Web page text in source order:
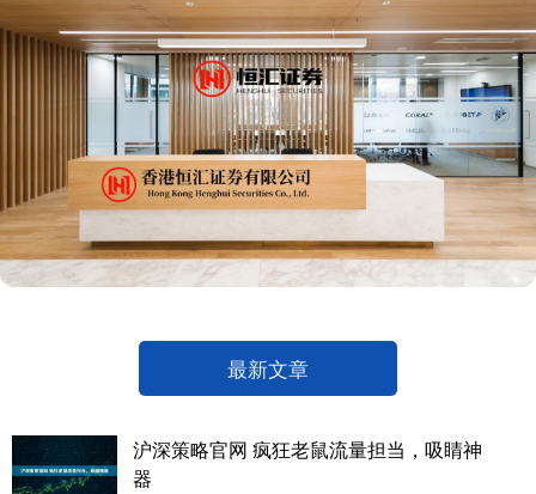
最新文章
沪深策略官网 疯狂老鼠流量担当，吸睛神
器